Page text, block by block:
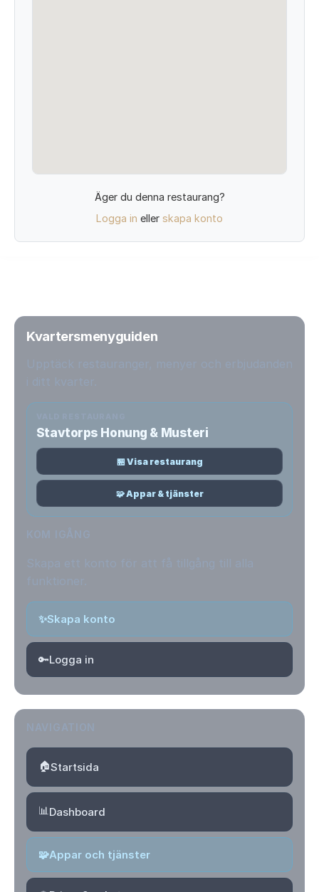
Äger du denna restaurang?
Logga in eller skapa konto
Kvartersmenyguiden
Stavtorps Honung & Musteri
🏪 Visa restaurang
🧩 Appar & tjänster
✨Skapa konto
🔑Logga in
🏠Startsida
📊Dashboard
🧩Appar och tjänster